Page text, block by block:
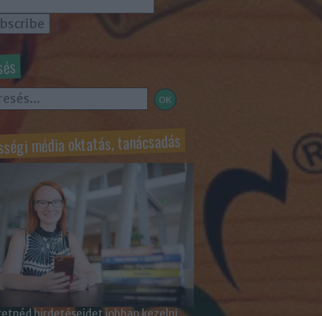
média oktatás, tanácsadás
hirdetéseidet jobban kezelni,